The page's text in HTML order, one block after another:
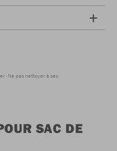
Ne pas nettoyer à sec
SAC DE